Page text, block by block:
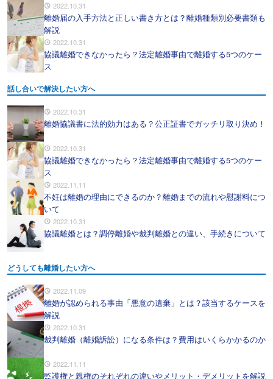
2022.10.31
離婚届の入手方法と正しい書き方とは？離婚種類別必要書類も
解説
2022.10.31
協議離婚できなかったら？法定離婚事由で離婚する5つのケー
ス
話し合いで解決したい方へ
2022.10.31
離婚協議書に法的効力はある？公正証書でガッチリ取り決め！
2022.10.31
協議離婚できなかったら？法定離婚事由で離婚する5つのケー
ス
2022.11.11
不妊は離婚の理由にできるのか？離婚までの流れや慰謝料につ
いて
2022.10.31
協議離婚とは？調停離婚や裁判離婚との違い、手続きについて
どうしても離婚したい方へ
2022.11.09
離婚が認められる事由「悪意の遺棄」とは？該当するケースを
解説
2022.10.31
裁判離婚（離婚訴訟）になる条件は？費用はいくらかかるのか
2022.11.11
監護権と親権のそれぞれの違いやメリット・デメリットを解説